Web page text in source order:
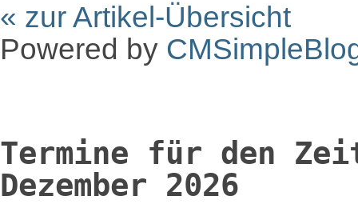
« zur Artikel-Übersicht
Powered by
Termine für den
Dezember 2026